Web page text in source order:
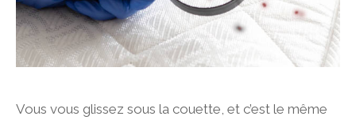
Vous vous glissez sous la couette, et c’est le même